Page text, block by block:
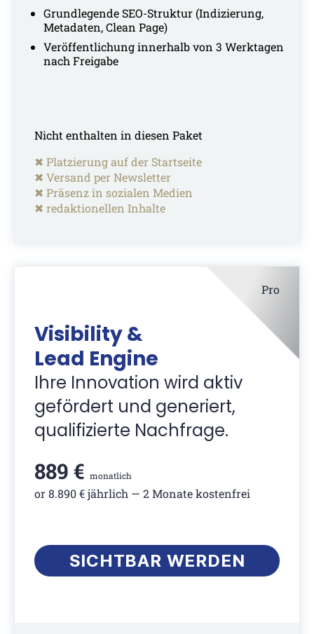
Grundlegende SEO-Struktur (Indizierung,
Metadaten, Clean Page)
Veröffentlichung innerhalb von 3 Werktagen
nach Freigabe
Nicht enthalten in diesen Paket
✖ Platzierung auf der Startseite
✖ Versand per Newsletter
✖ Präsenz in sozialen Medien
✖ redaktionellen Inhalte
Pro
Visibility &
Lead Engine
Ihre Innovation wird aktiv
gefördert und generiert,
qualifizierte Nachfrage.
889 € monatlich
or 8.890 € jährlich — 2 Monate kostenfrei
SICHTBAR WERDEN